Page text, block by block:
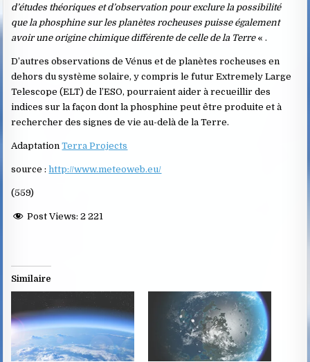
d’études théoriques et d’observation pour exclure la possibilité
que la phosphine sur les planètes rocheuses puisse également
avoir une origine chimique différente de celle de la Terre« .
D’autres observations de Vénus et de planètes rocheuses en
dehors du système solaire, y compris le futur Extremely Large
Telescope (ELT) de l’ESO, pourraient aider à recueillir des
indices sur la façon dont la phosphine peut être produite et à
rechercher des signes de vie au-delà de la Terre.
AdaptationTerra Projects
source :http://www.meteoweb.eu/
(559)
Post Views: 2 221
Similaire